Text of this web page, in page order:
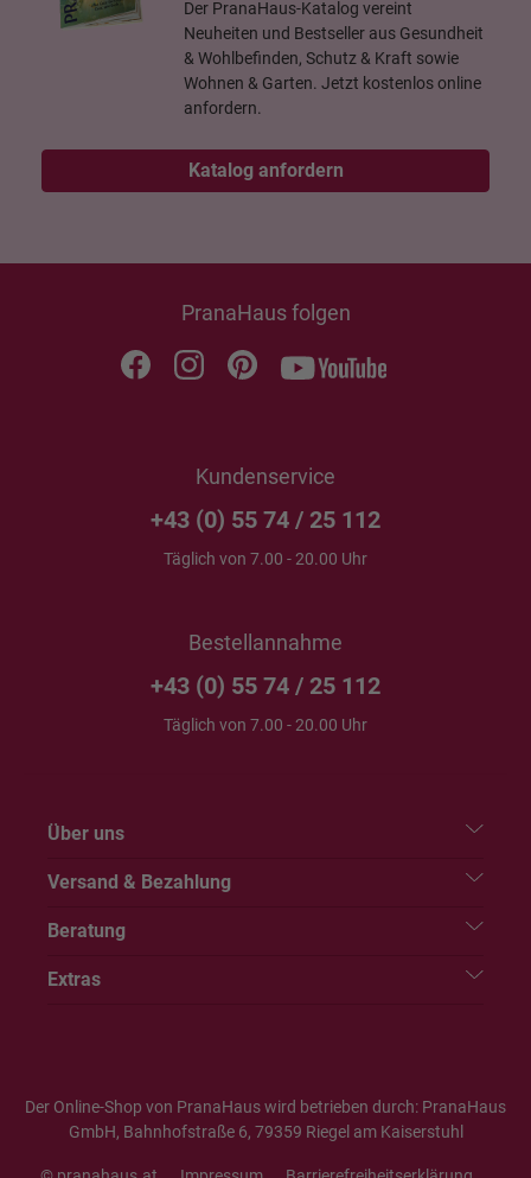
Der PranaHaus-Katalog vereint
Neuheiten und Bestseller aus Gesundheit
& Wohlbefinden, Schutz & Kraft sowie
Wohnen & Garten. Jetzt kostenlos online
anfordern.
Katalog anfordern
PranaHaus folgen
Kundenservice
+43 (0) 55 74 / 25 112
Täglich von 7.00 - 20.00 Uhr
Bestellannahme
+43 (0) 55 74 / 25 112
Täglich von 7.00 - 20.00 Uhr
Über uns
Versand & Bezahlung
Beratung
Extras
Der Online-Shop von PranaHaus wird betrieben durch: PranaHaus
GmbH, Bahnhofstraße 6, 79359 Riegel am Kaiserstuhl